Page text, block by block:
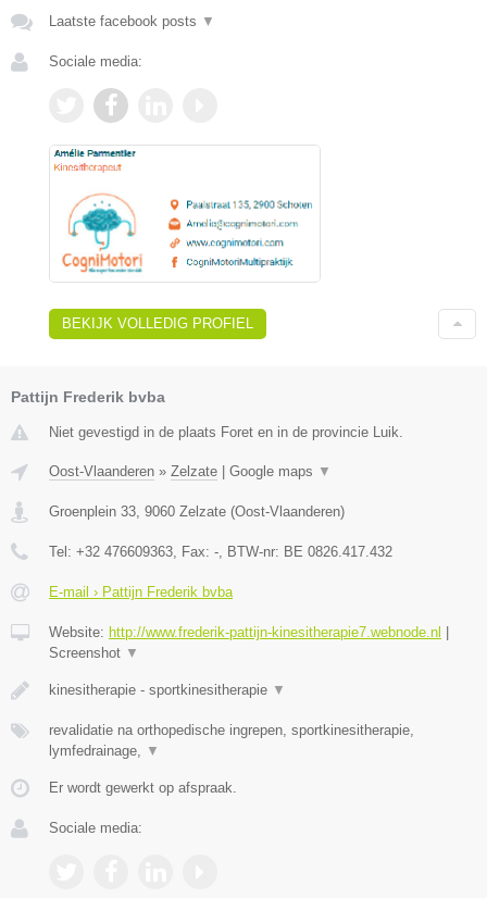
Laatste facebook posts ▼
Sociale media:
BEKIJK VOLLEDIG PROFIEL
Pattijn Frederik bvba
Niet gevestigd in de plaats Foret en in de provincie Luik.
Oost-Vlaanderen » Zelzate Google maps ▼
Groenplein 33 9060 Zelzate (Oost-Vlaanderen)
Tel: +32 476609363 , Fax: - , BTW-nr: BE 0826.417.432
E-mail › Pattijn Frederik bvba
Website: http://www.frederik-pattijn-kinesitherapie7.webnode.nl
Screenshot ▼
kinesitherapie - sportkinesitherapie ▼
revalidatie na orthopedische ingrepen, sportkinesitherapie,
lymfedrainage,
▼
Er wordt gewerkt op afspraak.
Sociale media: